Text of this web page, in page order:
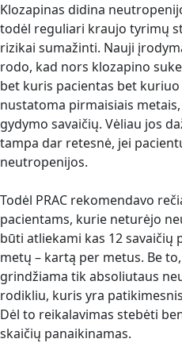
Klozapinas didina
todėl reguliari kraujo tyrimų
rizikai sumažinti. Nauji
rodo, kad nors klozapino
bet kuris pacientas bet
nustatoma pirmaisiais
gydymo savaičių. Vėliau jos
tampa dar retesnė, jei
neutropenijos.
Todėl PRAC rekomendavo
pacientams, kurie neturėjo
būti atliekami kas 12
metų – kartą per metus. Be
grindžiama tik absoliutaus
rodikliu, kuris yra
Dėl to reikalavimas stebėti
skaičių panaikinamas.